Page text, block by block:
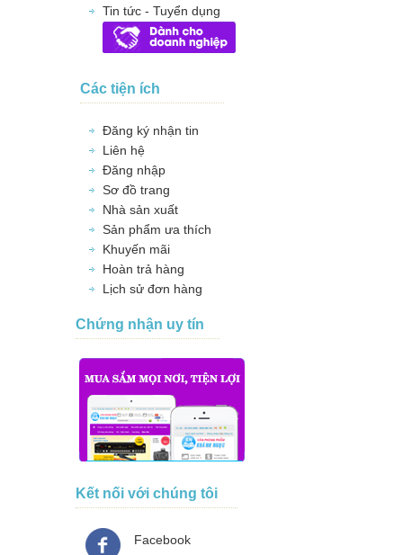
Tin tức - Tuyển dụng
Các tiện ích
Đăng ký nhận tin
Liên hệ
Đăng nhập
Sơ đồ trang
Nhà sản xuất
Sản phẩm ưa thích
Khuyến mãi
Hoàn trả hàng
Lịch sử đơn hàng
Chứng nhận uy tín
Kết nối với chúng tôi
Facebook